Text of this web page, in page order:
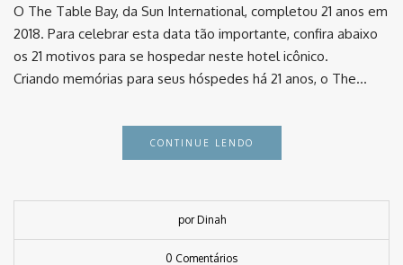
O The Table Bay, da Sun International, completou 21 anos em
2018. Para celebrar esta data tão importante, confira abaixo
os 21 motivos para se hospedar neste hotel icônico. ⠀
Criando memórias para seus hóspedes há 21 anos, o The…
CONTINUE LENDO
por Dinah
0 Comentários